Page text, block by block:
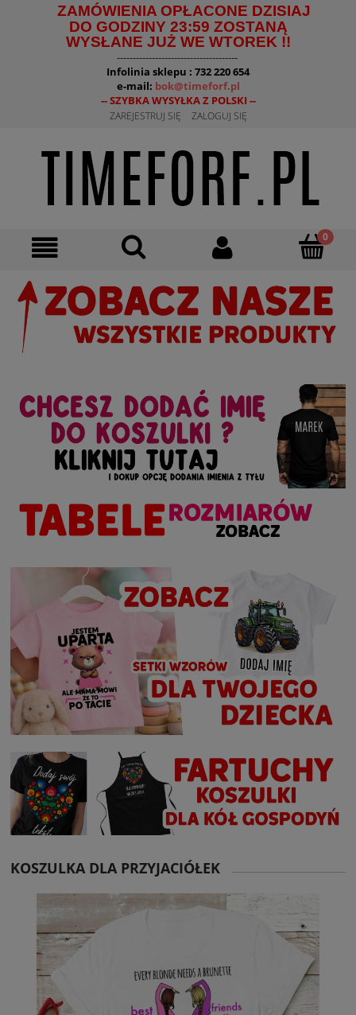
ZAMÓWIENIA OPŁACONE DZISIAJ
DO GODZINY 23:59 ZOSTANĄ
WYSŁANE JUŻ WE WTOREK !!
--------------------------------------
Infolinia sklepu : 732 220 654
e-mail: bok@timeforf.pl
-- SZYBKA WYSYŁKA Z POLSKI --
ZAREJESTRUJ SIĘ ZALOGUJ SIĘ
KOSZULKA DLA PRZYJACIÓŁEK